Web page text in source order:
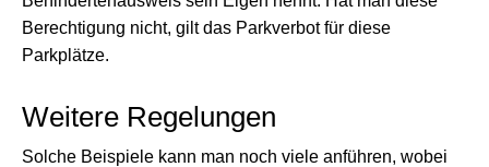
Berechtigung nicht, gilt das Parkverbot für diese
Parkplätze.
Weitere Regelungen
Solche Beispiele kann man noch viele anführen, wobei